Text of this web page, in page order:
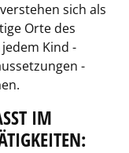
sich als
Orte des
Kind -
-
IM